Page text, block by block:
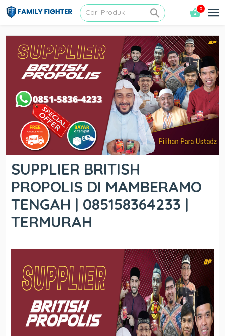
0
SUPPLIER BRITISH
PROPOLIS DI MAMBERAMO
TENGAH | 085158364233 |
TERMURAH